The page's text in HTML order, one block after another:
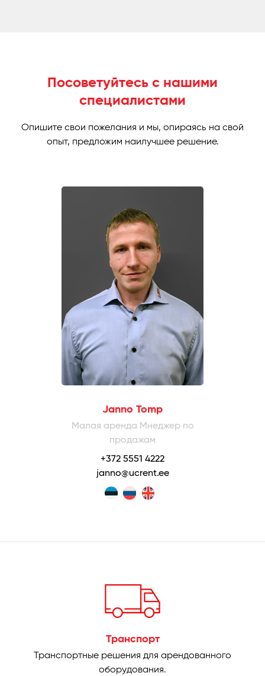
Посоветуйтесь с нашими
специалистами
Опишите свои пожелания и мы, опираясь на свой
опыт, предложим наилучшее решение.
Janno Tomp
Малая аренда Мнеджер по
продажам
+372 5551 4222
janno@ucrent.ee
Транспорт
Транспортные решения для арендованного
оборудования.